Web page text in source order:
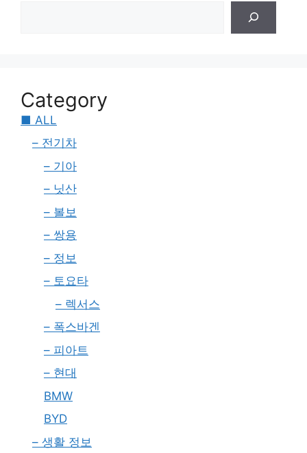
Category
■ ALL
– 전기차
– 기아
– 닛산
– 볼보
– 쌍용
– 정보
– 토요타
– 렉서스
– 폭스바겐
– 피아트
– 현대
BMW
BYD
– 생활 정보